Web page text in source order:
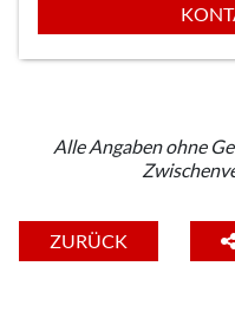
Alle Angaben ohne
ZURÜCK